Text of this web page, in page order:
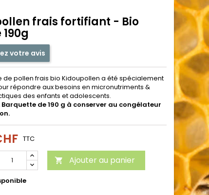
frais fortifiant - Bio
votre avis
de pollen frais bio Kidoupollen a été spécialement
répondre aux besoins en micronutriments &
des enfants et adolescents.
Barquette de 190 g à conserver au congélateur
TTC
 Ajouter au panier